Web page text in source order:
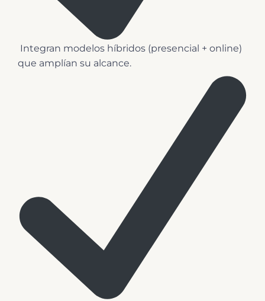
️ Integran modelos híbridos (presencial + online)
que amplían su alcance.